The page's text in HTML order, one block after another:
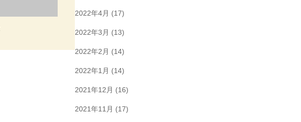
2022年4月 (17)
2022年3月 (13)
2022年2月 (14)
2022年1月 (14)
2021年12月 (16)
2021年11月 (17)